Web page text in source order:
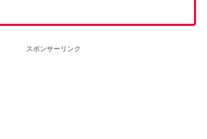
スポンサーリンク